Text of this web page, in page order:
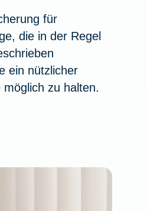
für
die in der Regel
ein nützlicher
zu halten.